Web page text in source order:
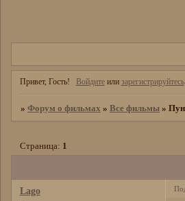
Привет, Гость! Войдитеили зарегистрируйтесь.
» Форум о фильмах » Все фильмы »
Страница: 1
Lago